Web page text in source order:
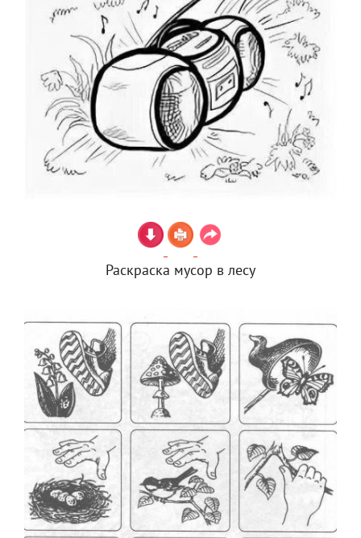
Раскраска мусор в лесу